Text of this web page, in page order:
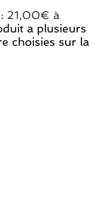
21,00€ à
a plusieurs
choisies sur la